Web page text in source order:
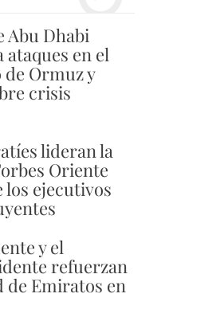
Abu Dhabi
ataques en el
Ormuz y
crisis
lideran la
Oriente
los ejecutivos
y el
refuerzan
de Emiratos en